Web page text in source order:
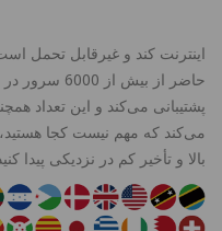
پشتیبانی می‌کند و این تعداد
می‌کند که مهم نیست کجا هستید،
بالا و تأخیر کم در نزدیکی پیدا